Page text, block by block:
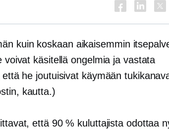
kuin koskaan aikaisemmin
voivat käsitellä ongelmia ja vastata
he joutuisivat käymään
kautta.)
että 90 % kuluttajista odottaa